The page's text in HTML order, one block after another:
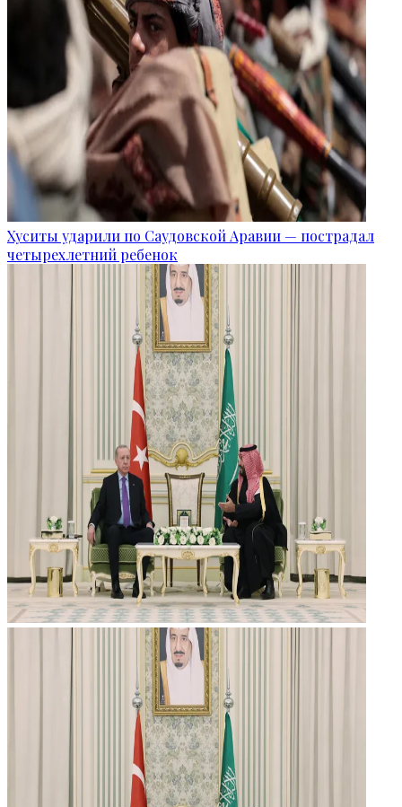
Хуситы ударили по Саудовской Аравии — пострадал
четырехлетний ребенок